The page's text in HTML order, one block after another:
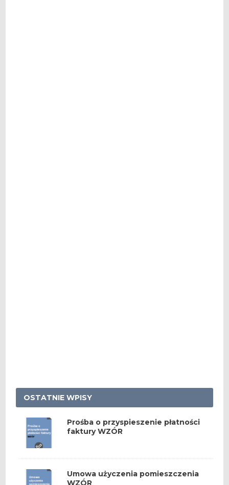
OSTATNIE WPISY
Prośba o przyspieszenie płatności
faktury WZÓR
Umowa użyczenia pomieszczenia
WZÓR